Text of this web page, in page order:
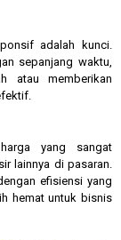
adalah kunci.
sepanjang waktu,
atau memberikan
yang sangat
lainnya di pasaran.
efisiensi yang
hemat untuk bisnis